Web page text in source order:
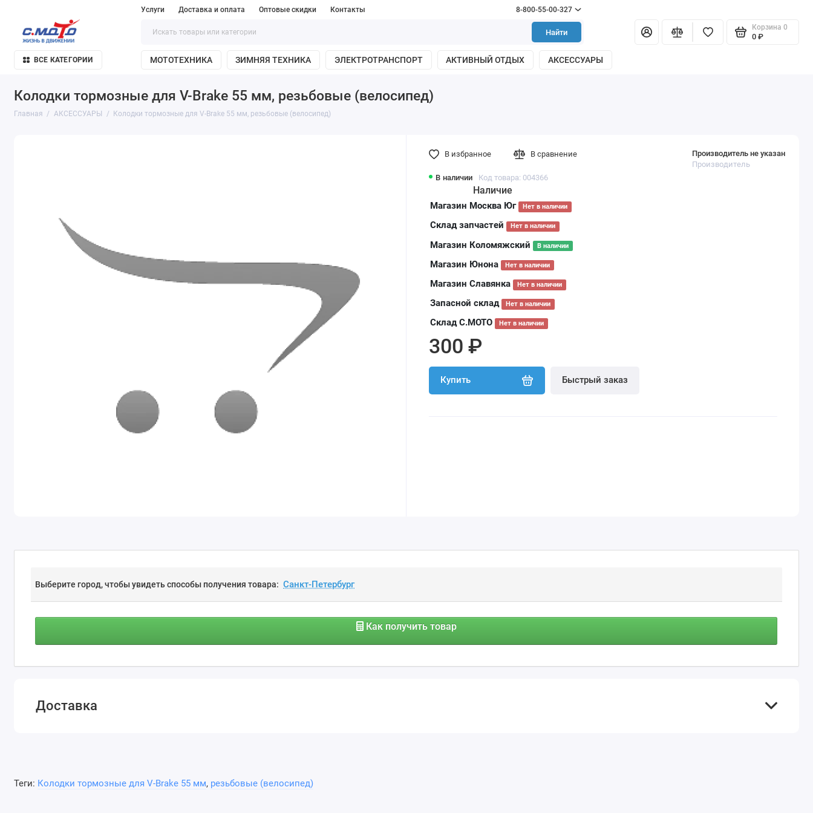
Услуги Доставка и оплата Оптовые скидки Контакты 8-800-55-00-327
Найти
Корзина 0
0 ₽
ВСЕ КАТЕГОРИИ МОТОТЕХНИКА ЗИМНЯЯ ТЕХНИКА ЭЛЕКТРОТРАНСПОРТ АКТИВНЫЙ ОТДЫХ АКСЕССУАРЫ
Колодки тормозные для V-Brake 55 мм, резьбовые (велосипед)
Главная АКСЕССУАРЫ Колодки тормозные для V-Brake 55 мм, резьбовые (велосипед)
В наличии Код товара: 004366
Производитель не указан
Производитель
Наличие
Магазин Москва Юг Нет в наличии
Склад запчастей Нет в наличии
Магазин Коломяжский В наличии
Магазин Юнона Нет в наличии
Магазин Славянка Нет в наличии
Запасной склад Нет в наличии
Склад С.МОТО Нет в наличии
300 ₽
Купить Быстрый заказ
В избранное В сравнение
Выберите город, чтобы увидеть способы получения товара:
Как получить товар
Доставка
Теги: Колодки тормозные для V-Brake 55 мм, резьбовые (велосипед)